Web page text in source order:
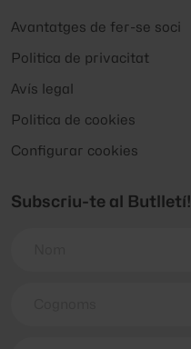
Avantatges de fer-se soci
Politica de privacitat
Avís legal
Politica de cookies
Configurar cookies
Subscriu-te al Butlletí!